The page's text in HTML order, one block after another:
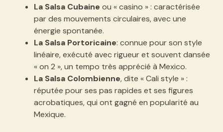
La Salsa Cubaine ou « casino » : caractérisée
par des mouvements circulaires, avec une
énergie spontanée.
La Salsa Portoricaine: connue pour son style
linéaire, exécuté avec rigueur et souvent dansée
« on 2 », un tempo très apprécié à Mexico.
La Salsa Colombienne, dite « Cali style » :
réputée pour ses pas rapides et ses figures
acrobatiques, qui ont gagné en popularité au
Mexique.